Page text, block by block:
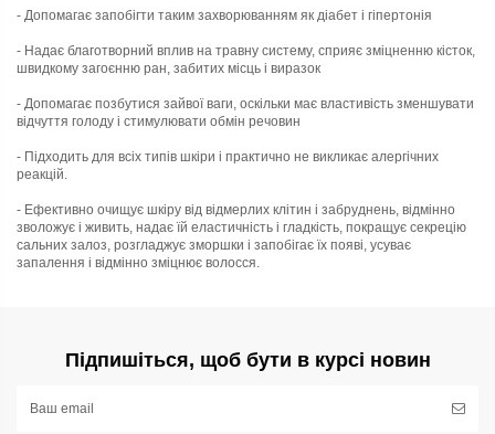
- Допомагає запобігти таким захворюванням як діабет і гіпертонія
- Надає благотворний вплив на травну систему, сприяє зміцненню кісток,
швидкому загоєнню ран, забитих місць і виразок
- Допомагає позбутися зайвої ваги, оскільки має властивість зменшувати
відчуття голоду і стимулювати обмін речовин
- Підходить для всіх типів шкіри і практично не викликає алергічних
реакцій.
- Ефективно очищує шкіру від відмерлих клітин і забруднень, відмінно
зволожує і живить, надає їй еластичність і гладкість, покращує секрецію
сальних залоз, розгладжує зморшки і запобігає їх появі, усуває
запалення і відмінно зміцнює волосся.
Підпишіться, щоб бути в курсі новин